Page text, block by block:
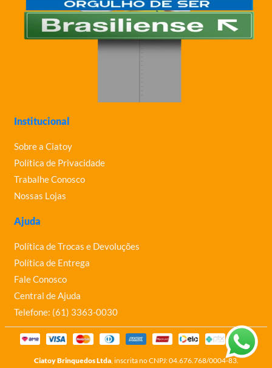
Institucional
Sobre a Ciatoy
Política de Privacidade
Trabalhe Conosco
Nossas Lojas
Ajuda
Política de Trocas e Devoluções
Política de Entrega
Fale Conosco
Central de Ajuda
Telefone: (61) 3363-0030
Ciatoy Brinquedos Ltda, inscrita no CNPJ: 04.676.768/0004-83.